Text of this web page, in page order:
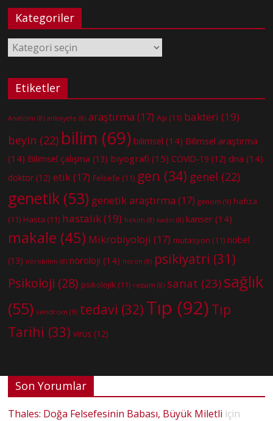
Kategoriler
Kategoriler
Etiketler
Anatomi (8) anksiyete (8) araştırma (17) Aşı (11) bakteri (19)
beyin (22) bilim (69) bilimsel (14) Bilimsel araştırma
(14) Bilimsel çalışma (13) biyografi (15) COVID-19 (12) dna (14)
doktor (12) etik(17) Felsefe (11) gen (34) genel (22)
genetik (53) genetik araştırma (17) genom (9) hafıza
(11) Hasta (11) hastalık(19) hekim (8) kadın (8) kanser (14)
makale (45) Mikrobiyoloji (17) mutasyon (11) nobel
(13) nörobilim (8) nöroloji (14) nöron (8) psikiyatri (31)
Psikoloji (28) psikolojik (11) ressam (8) sanat (23) sağlık
(55) sendrom (9) tedavi (32) Tıp (92) Tıp
Tarihi (33) virüs (12)
Son Yorumlar
Thales: Doğa Felsefesinin Babası, Büyük Miletli için